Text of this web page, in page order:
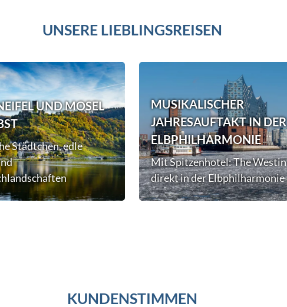
UNSERE LIEBLINGSREISEN
UND MOSEL
Städtchen, edle
MUSIKALISCHER
JAHRESAUFTAKT IN DER
ELBPHILHARMONIE
Mit Spitzenhotel: The Westin
direkt in der Elbphilharmonie
KUNDENSTIMMEN